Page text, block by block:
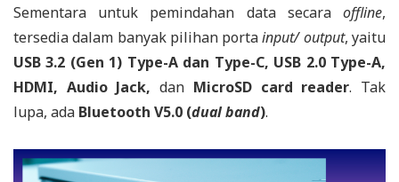
Sementara untuk pemindahan data secara offline,
tersedia dalam banyak pilihan portainput/ output, yaitu
USB 3.2 (Gen 1) Type-A dan Type-C, USB 2.0 Type-A,
HDMI, Audio Jack,dan MicroSD card reader. Tak
lupa, ada Bluetooth V5.0 (dual band).